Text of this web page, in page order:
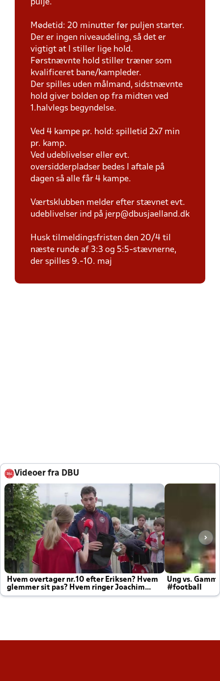
pulje.
Mødetid: 20 minutter før puljen starter.
Der er ingen niveaudeling, så det er
vigtigt at I stiller lige hold.
Førstnævnte hold stiller træner som
kvalificeret bane/kampleder.
Der spilles uden målmand, sidstnævnte
hold giver bolden op fra midten ved
1.halvlegs begyndelse.
Ved 4 kampe pr. hold: spilletid 2x7 min
pr. kamp.
Ved udeblivelser eller evt.
oversidderpladser bedes I aftale på
dagen så alle får 4 kampe.
Værtsklubben melder efter stævnet evt.
udeblivelser ind på jerp@dbusjaelland.dk
Husk tilmeldingsfristen den 20/4 til
næste runde af 3:3 og 5:5-stævnerne,
der spilles 9.-10. maj
Videoer fra DBU
Hvem overtager nr.10 efter Eriksen? Hvem
glemmer sit pas? Hvem ringer Joachim
altid til efter kampe?
Ung vs.
#football